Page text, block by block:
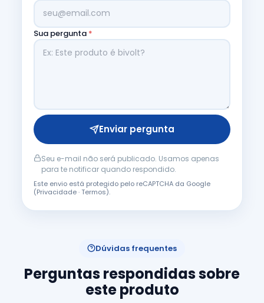
Sua pergunta *
Enviar pergunta
Seu e-mail não será publicado. Usamos apenas
para te notificar quando respondido.
Este envio está protegido pelo reCAPTCHA da Google
(Privacidade·Termos).
Dúvidas frequentes
Perguntas respondidas sobre
este produto